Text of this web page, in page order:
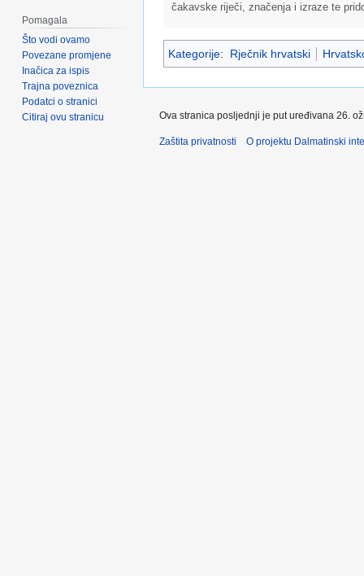
čakavske riječi, značenja i izraze te
Kategorije: Rječnik hrvatski
Pomagala
Što vodi ovamo
Povezane promjene
Inačica za ispis
Trajna poveznica
Podatci o stranici
Citiraj ovu stranicu
Ova stranica posljednji je put uređivana 26.
Zaštita privatnosti O projektu Dalmatinski